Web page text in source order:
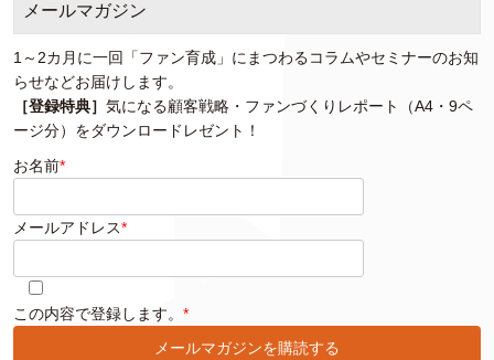
メールマガジン
1～2カ月に一回「ファン育成」にまつわるコラムやセミナーのお知
らせなどお届けします。
［登録特典］ 気になる顧客戦略・ファンづくりレポート（A4・9ペ
ージ分）をダウンロードレゼント！
お名前*
メールアドレス*
このフィールドは空のままにしてください。
この内容で登録します。 *